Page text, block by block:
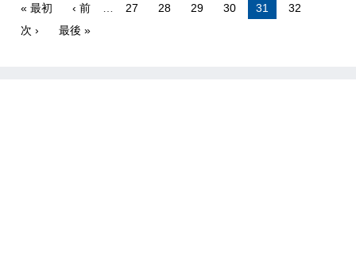
« 最初 ‹ 前 27 28 29 30 31
32
次 ›
最後 »